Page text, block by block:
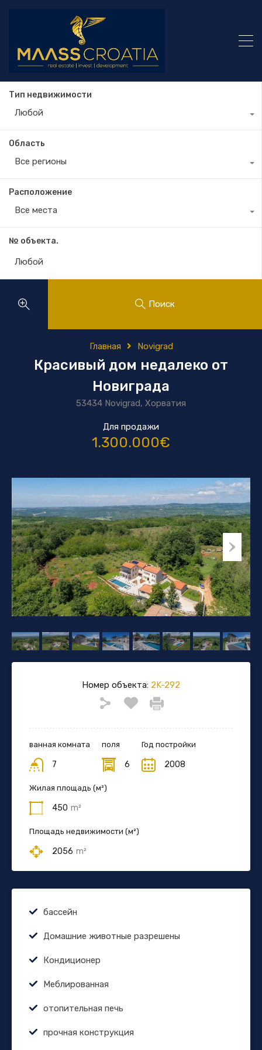
Тип недвижимости
Любой
Область
Все регионы
Расположение
Все места
№ объекта.
Поиск
Главная Novigrad
Красивый дом недалеко от
Новиграда
53434 Novigrad, Хорватия
Для продажи
1.300.000€
Номер объекта: 2K-292
ванная комната
7
поля
6
Год постройки
2008
Жилая площадь (м²)
450 m²
Площадь недвижимости (м²)
2056 m²
бассейн
Домашние животные разрешены
Кондиционер
Меблированная
отопительная печь
прочная конструкция